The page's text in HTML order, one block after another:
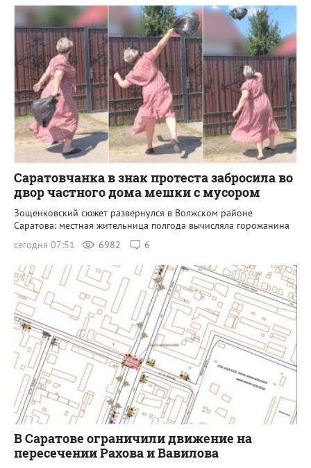
Саратовчанка в знак протеста забросила во
двор частного дома мешки с мусором
Зощенковский сюжет развернулся в Волжском районе
Саратова: местная жительница полгода вычисляла горожанина
сегодня 07:51
6982 6
В Саратове ограничили движение на
пересечении Рахова и Вавилова